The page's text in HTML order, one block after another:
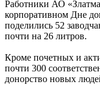
Работники АО
корпоративном Дне
поделились 52
почти на 26 литров.
Кроме почетных и
почти 300
донорство новых